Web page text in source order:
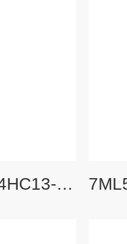
西门子7ME6520-4HC13-2AA1电磁流量计